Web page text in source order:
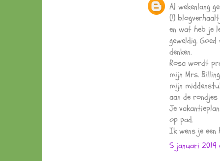
Al wekenlang
(!)
en wat heb je
geweldig.
denken.
Rosa wordt
mijn Mrs.
mijn
aan de
Je
op pad.
Ik wens je een
5 januari 2019